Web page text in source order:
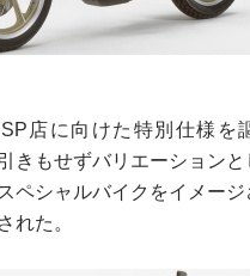
店に向けた特別仕様を
きもせずバリエーション
ペシャルバイクをイメージ
れた。